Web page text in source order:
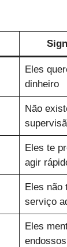
Eles
dinheiro
Não
Eles te
agir
Eles não
serviço
Eles
endossos